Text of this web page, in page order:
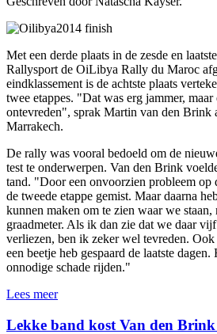
Met een derde plaats in de zesde en
Rallysport de OiLibya Rally du Maroc
eindklassement is de achtste plaats
twee etappes. "Dat was erg jammer,
ontevreden", sprak Martin van den Brink
Marrakech.
De rally was vooral bedoeld om de
test te onderwerpen. Van den Brink
tand. "Door een onvoorzien probleem op
de tweede etappe gemist. Maar daarna
kunnen maken om te zien waar we
graadmeter. Als ik dan zie dat we daar
verliezen, ben ik zeker wel tevreden.
een beetje heb gespaard de laatste
onnodige schade rijden."
Lees meer
Lekke band kost Van den